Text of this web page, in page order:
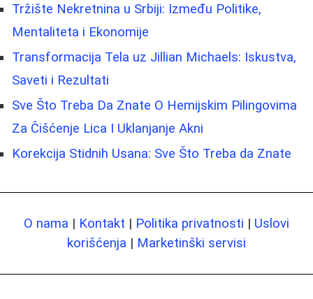
Tržište Nekretnina u Srbiji: Između Politike,
Mentaliteta i Ekonomije
Transformacija Tela uz Jillian Michaels: Iskustva,
Saveti i Rezultati
Sve Što Treba Da Znate O Hemijskim Pilingovima
Za Čišćenje Lica I Uklanjanje Akni
Korekcija Stidnih Usana: Sve Što Treba da Znate
O nama | Kontakt | Politika privatnosti | Uslovi
korišćenja | Marketinški servisi